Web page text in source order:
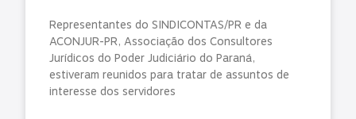
Representantes do SINDICONTAS/PR e da
ACONJUR-PR, Associação dos Consultores
Jurídicos do Poder Judiciário do Paraná,
estiveram reunidos para tratar de assuntos de
interesse dos servidores